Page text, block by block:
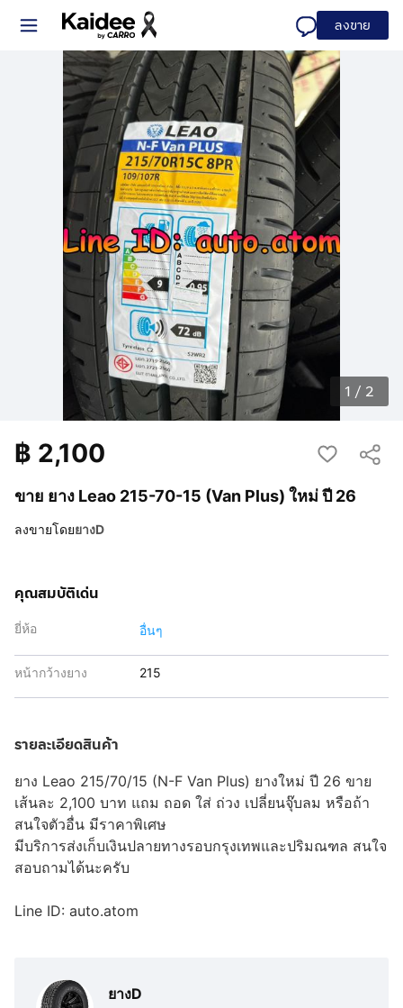
ลงขาย
1 / 2
ขาย ยาง Leao 215-70-15 (Van Plus) ใหม่ ปี 26
฿ 2,100
ลงขายโดยยางD
คุณสมบัติเด่น
ยี่ห้อ อื่นๆ
หน้ากว้างยาง 215
รายละเอียดสินค้า
ยาง Leao 215/70/15 (N-F Van Plus) ยางใหม่ ปี 26 ขาย
เส้นละ 2,100 บาท แถม ถอด ใส่ ถ่วง เปลี่ยนจุ๊บลม หรือถ้า
สนใจตัวอื่น มีราคาพิเศษ
มีบริการส่งเก็บเงินปลายทางรอบกรุงเทพและปริมณฑล สนใจ
สอบถามได้นะครับ
Line ID: auto.atom
ยางD